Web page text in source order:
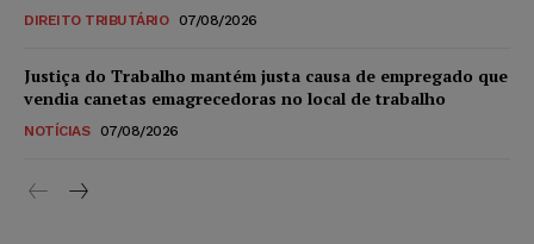
DIREITO TRIBUTÁRIO 07/08/2026
Justiça do Trabalho mantém justa causa de empregado que
vendia canetas emagrecedoras no local de trabalho
NOTÍCIAS 07/08/2026